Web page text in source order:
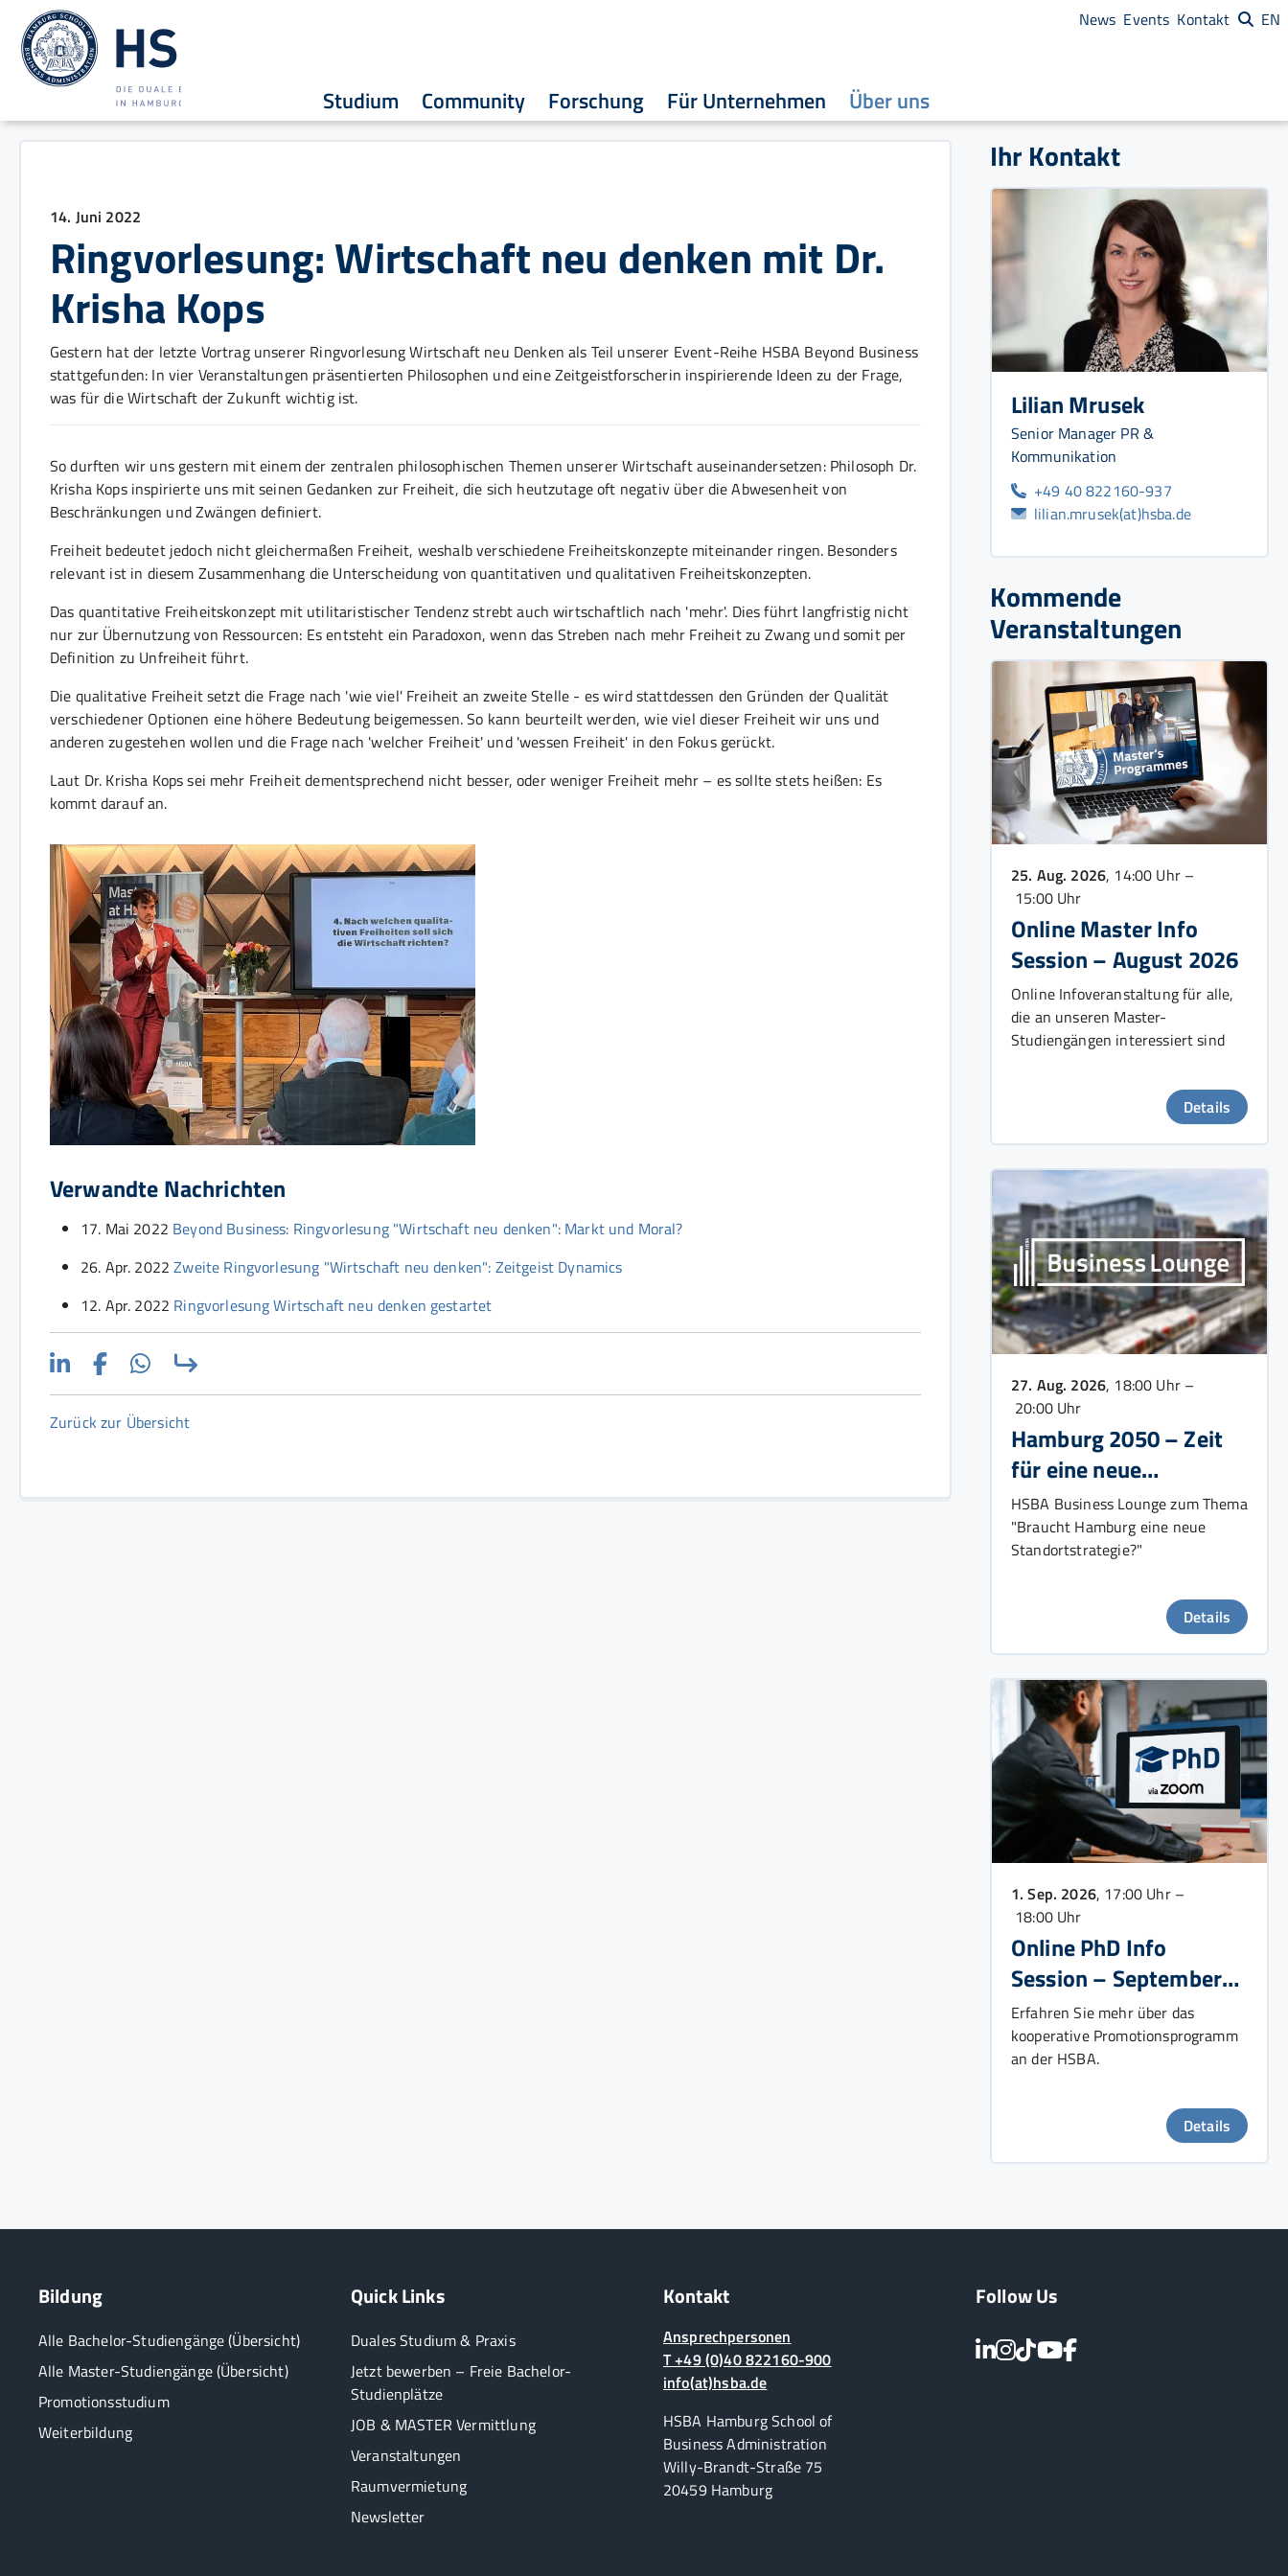
Studium Community Forschung Für Unternehmen Über uns
News Events Kontakt EN
14. Juni 2022
Ringvorlesung: Wirtschaft neu denken mit Dr.
Krisha Kops
Gestern hat der letzte Vortrag unserer Ringvorlesung Wirtschaft neu Denken als Teil unserer Event-Reihe HSBA Beyond Business
stattgefunden: In vier Veranstaltungen präsentierten Philosophen und eine Zeitgeistforscherin inspirierende Ideen zu der Frage,
was für die Wirtschaft der Zukunft wichtig ist.
So durften wir uns gestern mit einem der zentralen philosophischen Themen unserer Wirtschaft auseinandersetzen: Philosoph Dr.
Krisha Kops inspirierte uns mit seinen Gedanken zur Freiheit, die sich heutzutage oft negativ über die Abwesenheit von
Beschränkungen und Zwängen definiert.
Freiheit bedeutet jedoch nicht gleichermaßen Freiheit, weshalb verschiedene Freiheitskonzepte miteinander ringen. Besonders
relevant ist in diesem Zusammenhang die Unterscheidung von quantitativen und qualitativen Freiheitskonzepten.
Das quantitative Freiheitskonzept mit utilitaristischer Tendenz strebt auch wirtschaftlich nach 'mehr'. Dies führt langfristig nicht
nur zur Übernutzung von Ressourcen: Es entsteht ein Paradoxon, wenn das Streben nach mehr Freiheit zu Zwang und somit per
Definition zu Unfreiheit führt.
Die qualitative Freiheit setzt die Frage nach 'wie viel' Freiheit an zweite Stelle - es wird stattdessen den Gründen der Qualität
verschiedener Optionen eine höhere Bedeutung beigemessen. So kann beurteilt werden, wie viel dieser Freiheit wir uns und
anderen zugestehen wollen und die Frage nach 'welcher Freiheit' und 'wessen Freiheit' in den Fokus gerückt.
Laut Dr. Krisha Kops sei mehr Freiheit dementsprechend nicht besser, oder weniger Freiheit mehr – es sollte stets heißen: Es
kommt darauf an.
Verwandte Nachrichten
17. Mai 2022 Beyond Business: Ringvorlesung "Wirtschaft neu denken": Markt und Moral?
26. Apr. 2022 Zweite Ringvorlesung "Wirtschaft neu denken": Zeitgeist Dynamics
12. Apr. 2022 Ringvorlesung Wirtschaft neu denken gestartet
Zurück zur Übersicht
Ihr Kontakt
Lilian Mrusek
Senior Manager PR &
Kommunikation
+49 40 822160-937
lilian.mrusek(at)hsba.de
Kommende
Veranstaltungen
25. Aug. 2026, 14:00 Uhr –
15:00 Uhr
Online Master Info
Session – August 2026
Online Infoveranstaltung für alle,
die an unseren Master-
Studiengängen interessiert sind
Details
27. Aug. 2026, 18:00 Uhr –
20:00 Uhr
Hamburg 2050 – Zeit
für eine neue
Wachstumsstrategie?
HSBA Business Lounge zum Thema
"Braucht Hamburg eine neue
Standortstrategie?"
Details
1. Sep. 2026, 17:00 Uhr –
18:00 Uhr
Online PhD Info
Session – September
2026
Erfahren Sie mehr über das
kooperative Promotionsprogramm
an der HSBA.
Details
Bildung
Alle Bachelor-Studiengänge (Übersicht)
Alle Master-Studiengänge (Übersicht)
Promotionsstudium
Weiterbildung
Quick Links
Duales Studium & Praxis
Jetzt bewerben – Freie Bachelor-
Studienplätze
JOB & MASTER Vermittlung
Veranstaltungen
Raumvermietung
Newsletter
Kontakt
Ansprechpersonen
T +49 (0)40 822160-900
info(at)hsba.de
HSBA Hamburg School of
Business Administration
Willy-Brandt-Straße 75
20459 Hamburg
Follow Us